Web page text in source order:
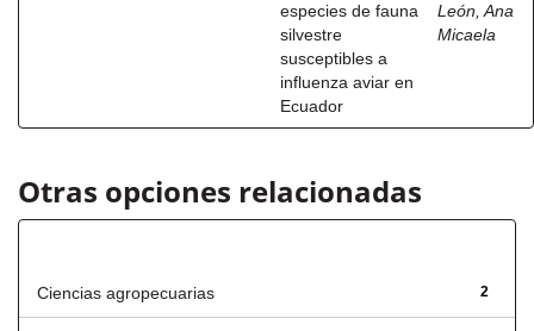
especies de fauna
silvestre
susceptibles a
influenza aviar en
Ecuador
León, Ana
Micaela
Otras opciones relacionadas
2
Ciencias agropecuarias